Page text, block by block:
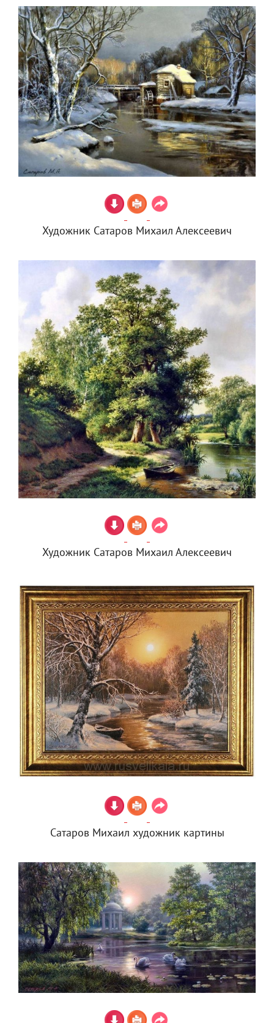
Художник Сатаров Михаил Алексеевич
Художник Сатаров Михаил Алексеевич
Сатаров Михаил художник картины